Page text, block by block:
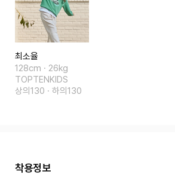
최소율
128cm · 26kg
TOPTENKIDS
상의130 · 하의130
착용정보